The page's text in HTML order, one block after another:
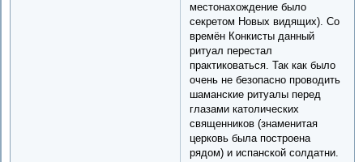
местонахождение было
секретом Новых видящих). Со
времён Конкисты данный
ритуал перестал
практиковаться. Так как было
очень не безопасно проводить
шаманские ритуалы перед
глазами католических
священников (знаменитая
церковь была построена
рядом) и испанской солдатни.